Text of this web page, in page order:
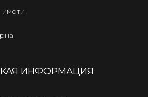
имоти
ИНФОРМАЦИЯ